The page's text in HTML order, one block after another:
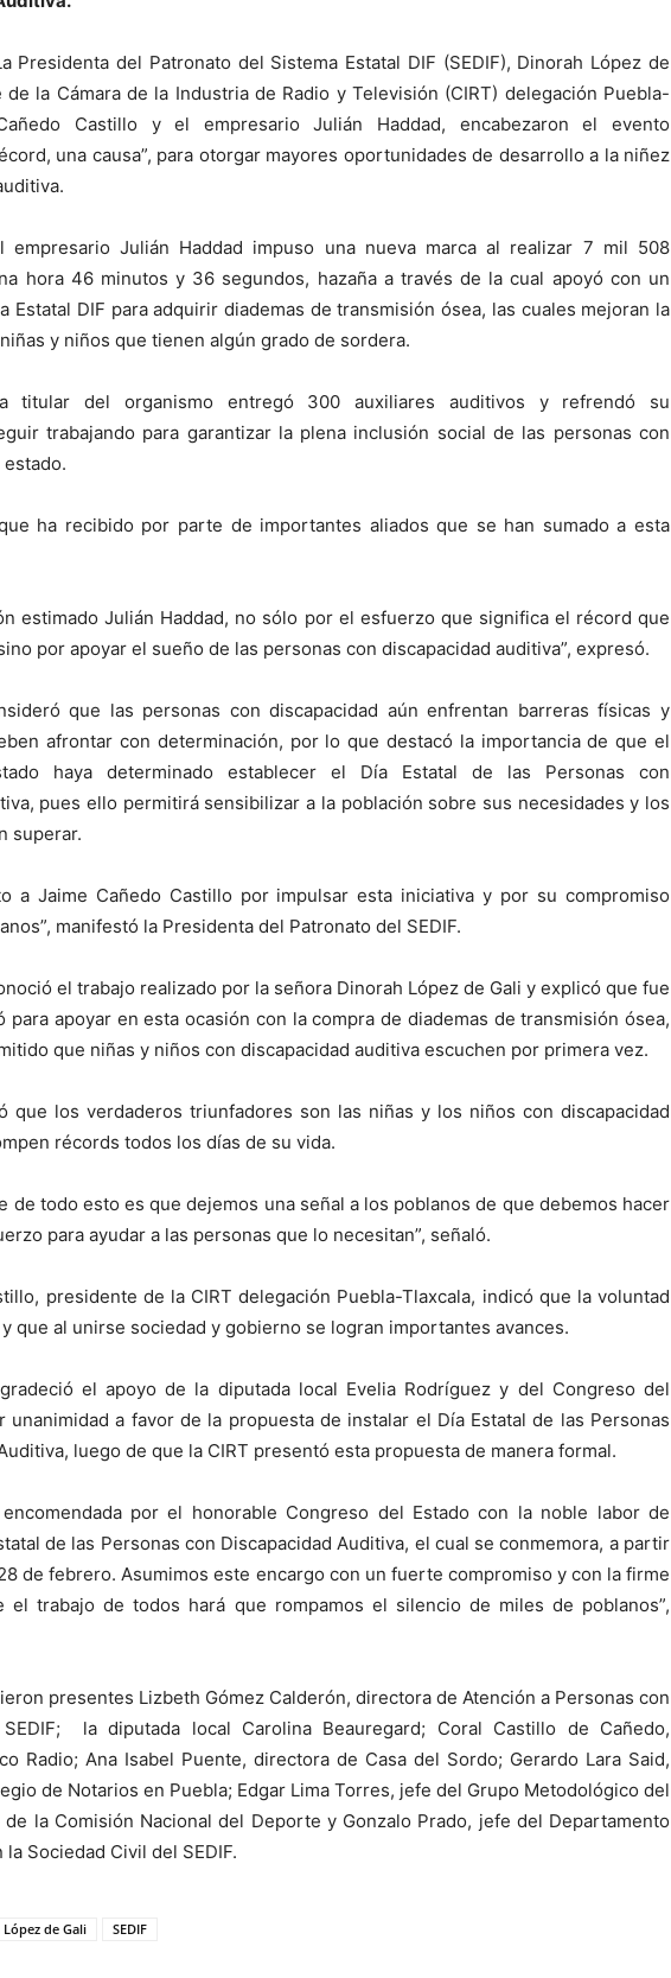
Presidenta del Patronato del Sistema Estatal DIF (SEDIF), Dinorah López de
de la Cámara de la Industria de Radio y Televisión (CIRT) delegación Puebla-
Castillo y el empresario Julián Haddad, encabezaron el evento
una causa”, para otorgar mayores oportunidades de desarrollo a la niñez
empresario Julián Haddad impuso una nueva marca al realizar 7 mil 508
hora 46 minutos y 36 segundos, hazaña a través de la cual apoyó con un
Estatal DIF para adquirir diademas de transmisión ósea, las cuales mejoran la
y niños que tienen algún grado de sordera.
titular del organismo entregó 300 auxiliares auditivos y refrendó su
trabajando para garantizar la plena inclusión social de las personas con
ha recibido por parte de importantes aliados que se han sumado a esta
estimado Julián Haddad, no sólo por el esfuerzo que significa el récord que
por apoyar el sueño de las personas con discapacidad auditiva”, expresó.
que las personas con discapacidad aún enfrentan barreras físicas y
afrontar con determinación, por lo que destacó la importancia de que el
haya determinado establecer el Día Estatal de las Personas con
pues ello permitirá sensibilizar a la población sobre sus necesidades y los
superar.
a Jaime Cañedo Castillo por impulsar esta iniciativa y por su compromiso
manifestó la Presidenta del Patronato del SEDIF.
el trabajo realizado por la señora Dinorah López de Gali y explicó que fue
para apoyar en esta ocasión con la compra de diademas de transmisión ósea,
que niñas y niños con discapacidad auditiva escuchen por primera vez.
que los verdaderos triunfadores son las niñas y los niños con discapacidad
récords todos los días de su vida.
de todo esto es que dejemos una señal a los poblanos de que debemos hacer
para ayudar a las personas que lo necesitan”, señaló.
presidente de la CIRT delegación Puebla-Tlaxcala, indicó que la voluntad
que al unirse sociedad y gobierno se logran importantes avances.
el apoyo de la diputada local Evelia Rodríguez y del Congreso del
unanimidad a favor de la propuesta de instalar el Día Estatal de las Personas
luego de que la CIRT presentó esta propuesta de manera formal.
por el honorable Congreso del Estado con la noble labor de
de las Personas con Discapacidad Auditiva, el cual se conmemora, a partir
de febrero. Asumimos este encargo con un fuerte compromiso y con la firme
el trabajo de todos hará que rompamos el silencio de miles de poblanos”,
presentes Lizbeth Gómez Calderón, directora de Atención a Personas con
SEDIF; la diputada local Carolina Beauregard; Coral Castillo de Cañedo,
Radio; Ana Isabel Puente, directora de Casa del Sordo; Gerardo Lara Said,
de Notarios en Puebla; Edgar Lima Torres, jefe del Grupo Metodológico del
de la Comisión Nacional del Deporte y Gonzalo Prado, jefe del Departamento
Sociedad Civil del SEDIF.
de Gali SEDIF